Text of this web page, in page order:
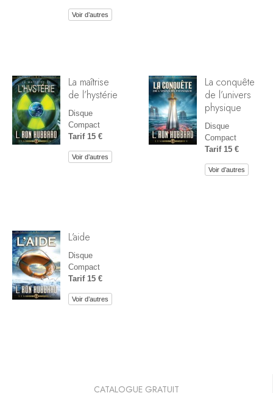
Voir d’autres
La maîtrise
de l’hystérie
Disque
Compact
Tarif 15 €
Voir d’autres
La conquête
de l’univers
physique
Disque
Compact
Tarif 15 €
Voir d’autres
L’aide
Disque
Compact
Tarif 15 €
Voir d’autres
CATALOGUE GRATUIT